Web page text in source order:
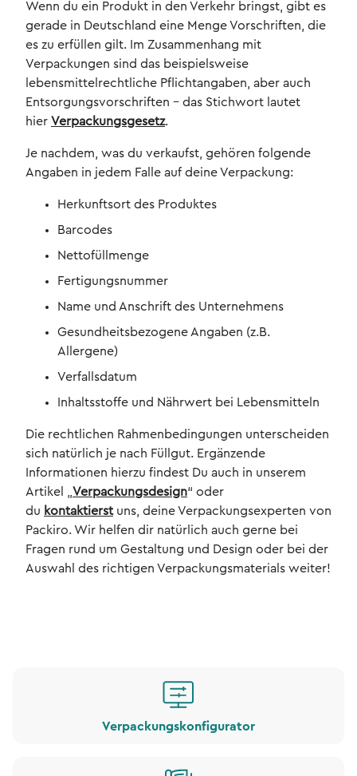
Wenn du ein Produkt in den Verkehr bringst, gibt es
gerade in Deutschland eine Menge Vorschriften, die
es zu erfüllen gilt. Im Zusammenhang mit
Verpackungen sind das beispielsweise
lebensmittelrechtliche Pflichtangaben, aber auch
Entsorgungsvorschriften – das Stichwort lautet
hier Verpackungsgesetz.
Je nachdem, was du verkaufst, gehören folgende
Angaben in jedem Falle auf deine Verpackung:
Herkunftsort des Produktes
Barcodes
Nettofüllmenge
Fertigungsnummer
Name und Anschrift des Unternehmens
Gesundheitsbezogene Angaben (z.B.
Allergene)
Verfallsdatum
Inhaltsstoffe und Nährwert bei Lebensmitteln
Die rechtlichen Rahmenbedingungen unterscheiden
sich natürlich je nach Füllgut. Ergänzende
Informationen hierzu findest Du auch in unserem
Artikel „Verpackungsdesign“ oder
du kontaktierstuns, deine Verpackungsexperten von
Packiro. Wir helfen dir natürlich auch gerne bei
Fragen rund um Gestaltung und Design oder bei der
Auswahl des richtigen Verpackungsmaterials weiter!
Verpackungskonfigurator